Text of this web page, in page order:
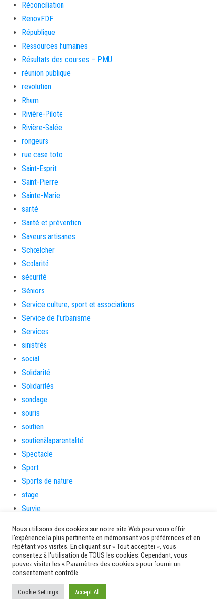
Réconciliation
RenovFDF
République
Ressources humaines
Résultats des courses – PMU
réunion publique
revolution
Rhum
Rivière-Pilote
Rivière-Salée
rongeurs
rue case toto
Saint-Esprit
Saint-Pierre
Sainte-Marie
santé
Santé et prévention
Saveurs artisanes
Schœlcher
Scolarité
sécurité
Séniors
Service culture, sport et associations
Service de l'urbanisme
Services
sinistrés
social
Solidarité
Solidarités
sondage
souris
soutien
soutienàlaparentalité
Spectacle
Sport
Sports de nature
stage
Survie
tambours
tempetetropicale
Terres de patrimoine et de culture
Terres gourmandes
théâtre
Nous utilisons des cookies sur notre site Web pour vous offrir
l'expérience la plus pertinente en mémorisant vos préférences et en
répétant vos visites. En cliquant sur « Tout accepter », vous
consentez à l'utilisation de TOUS les cookies. Cependant, vous
pouvez visiter les « Paramètres des cookies » pour fournir un
consentement contrôlé.
Cookie Settings Accept All